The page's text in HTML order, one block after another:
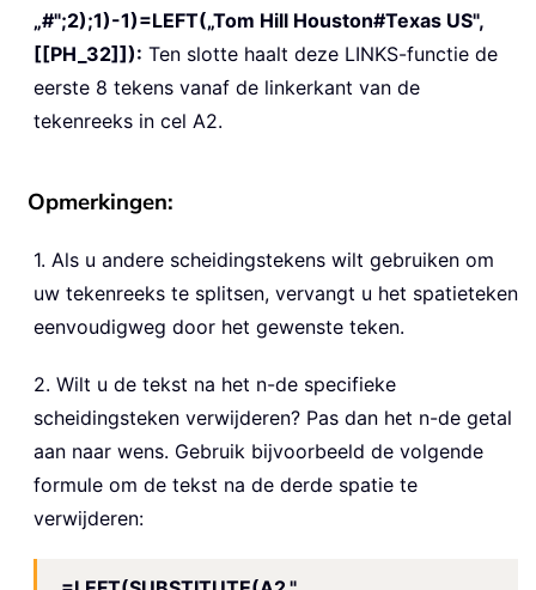
„#";2);1)-1)=LEFT(„Tom Hill Houston#Texas US",
[[PH_32]]): Ten slotte haalt deze LINKS-functie de
eerste 8 tekens vanaf de linkerkant van de
tekenreeks in cel A2.
Opmerkingen:
1. Als u andere scheidingstekens wilt gebruiken om
uw tekenreeks te splitsen, vervangt u het spatieteken
eenvoudigweg door het gewenste teken.
2. Wilt u de tekst na het n-de specifieke
scheidingsteken verwijderen? Pas dan het n-de getal
aan naar wens. Gebruik bijvoorbeeld de volgende
formule om de tekst na de derde spatie te
verwijderen: